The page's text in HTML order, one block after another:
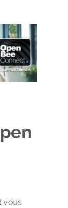
vous